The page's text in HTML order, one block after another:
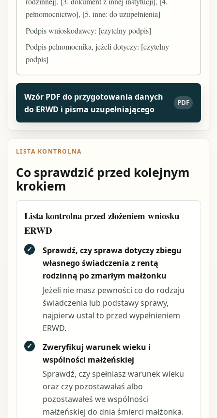
pełnomocnictwo], [5. inne: do uzupełnienia]
Podpis wnioskodawcy: [czytelny podpis]
Podpis pełnomocnika, jeżeli dotyczy: [czytelny
podpis]
Wzór PDF do przygotowania danych
do ERWD i pisma uzupełniającego
PDF
LISTA KONTROLNA
Co sprawdzić przed kolejnym
krokiem
Lista kontrolna przed złożeniem wniosku
ERWD
✓
Sprawdź, czy sprawa dotyczy zbiegu
własnego świadczenia z rentą
rodzinną po zmarłym małżonku
Jeżeli nie masz pewności co do rodzaju
świadczenia lub podstawy sprawy,
najpierw ustal to przed wypełnieniem
ERWD.
✓
Zweryfikuj warunek wieku i
wspólności małżeńskiej
Sprawdź, czy spełniasz warunek wieku
oraz czy pozostawałaś albo
pozostawałeś we wspólności
małżeńskiej do dnia śmierci małżonka.